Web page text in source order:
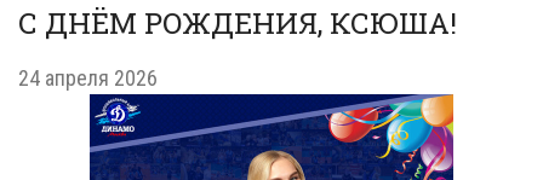
С ДНЁМ РОЖДЕНИЯ, КСЮША!
24 апреля 2026